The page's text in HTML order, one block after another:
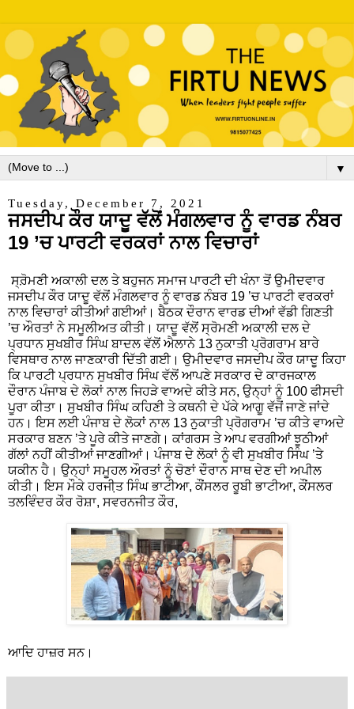
▼
Tuesday, December 7, 2021
ਜਸਦੀਪ ਕੌਰ ਯਾਦੂ ਵੱਲੋਂ ਮੰਗਲਵਾਰ ਨੂੰ ਵਾਰਡ ਨੰਬਰ
19 ’ਚ ਪਾਰਟੀ ਵਰਕਰਾਂ ਨਾਲ ਵਿਚਾਰਾਂ
ਸ੍ਰ਼ੋਮਣੀ ਅਕਾਲੀ ਦਲ ਤੇ ਬਹੁਜਨ ਸਮਾਜ ਪਾਰਟੀ ਦੀ ਖੰਨਾ ਤੋਂ ਉਮੀਦਵਾਰ
ਜਸਦੀਪ ਕੌਰ ਯਾਦੂ ਵੱਲੋਂ ਮੰਗਲਵਾਰ ਨੂੰ ਵਾਰਡ ਨੰਬਰ 19 ’ਚ ਪਾਰਟੀ ਵਰਕਰਾਂ
ਨਾਲ ਵਿਚਾਰਾਂ ਕੀਤੀਆਂ ਗਈਆਂ। ਬੈਠਕ ਦੌਰਾਨ ਵਾਰਡ ਦੀਆਂ ਵੱਡੀ ਗਿਣਤੀ
’ਚ ਔਰਤਾਂ ਨੇ ਸਮੂਲੀਅਤ ਕੀਤੀ। ਯਾਦੂ ਵੱਲੋਂ ਸ੍ਰੋਮਣੀ ਅਕਾਲੀ ਦਲ ਦੇ
ਪ੍ਰਧਾਨ ਸੁਖਬੀਰ ਸਿੰਘ ਬਾਦਲ ਵੱਲੋਂ ਐਲਾਨੇ 13 ਨੁਕਾਤੀ ਪ੍ਰੋਗਰਾਮ ਬਾਰੇ
ਵਿਸਥਾਰ ਨਾਲ ਜਾਣਕਾਰੀ ਦਿੱਤੀ ਗਈ। ਉਮੀਦਵਾਰ ਜਸਦੀਪ ਕੌਰ ਯਾਦੂ ਕਿਹਾ
ਕਿ ਪਾਰਟੀ ਪ੍ਰਧਾਨ ਸੁਖਬੀਰ ਸਿੰਘ ਵੱਲੋਂ ਆਪਣੇ ਸਰਕਾਰ ਦੇ ਕਾਰਜਕਾਲ
ਦੌਰਾਨ ਪੰਜਾਬ ਦੇ ਲੋਕਾਂ ਨਾਲ ਜਿਹੜੇ ਵਾਅਦੇ ਕੀਤੇ ਸਨ, ਉਨ੍ਹਾਂ ਨੂੰ 100 ਫੀਸਦੀ
ਪੂਰਾ ਕੀਤਾ। ਸੁਖਬੀਰ ਸਿੰਘ ਕਹਿਣੀ ਤੇ ਕਥਨੀ ਦੇ ਪੱਕੇ ਆਗੂ ਵੱਜੋਂ ਜਾਣੇ ਜਾਂਦੇ
ਹਨ। ਇਸ ਲਈ ਪੰਜਾਬ ਦੇ ਲੋਕਾਂ ਨਾਲ 13 ਨੁਕਾਤੀ ਪ੍ਰੋਗਰਾਮ ’ਚ ਕੀਤੇ ਵਾਅਦੇ
ਸਰਕਾਰ ਬਣਨ ’ਤੇ ਪੂਰੇ ਕੀਤੇ ਜਾਣਗੇ। ਕਾਂਗਰਸ ਤੇ ਆਪ ਵਰਗੀਆਂ ਝੂਠੀਆਂ
ਗੱਲਾਂ ਨਹੀਂ ਕੀਤੀਆਂ ਜਾਣਗੀਆਂ। ਪੰਜਾਬ ਦੇ ਲੋਕਾਂ ਨੂੰ ਵੀ ਸੁਖਬੀਰ ਸਿੰਘ ’ਤੇ
ਯਕੀਨ ਹੈ। ਉਨ੍ਹਾਂ ਸਮੂਹਲ ਔਰਤਾਂ ਨੂੰ ਚੋਣਾਂ ਦੌਰਾਨ ਸਾਥ ਦੇਣ ਦੀ ਅਪੀਲ
ਕੀਤੀ। ਇਸ ਮੌਕੇ ਹਰਜੀ਼ਤ ਸਿੰਘ ਭਾਟੀਆ, ਕੌਂਸਲਰ ਰੂਬੀ ਭਾਟੀਆ, ਕੌਂਸਲਰ
ਤਲਵਿੰਦਰ ਕੌਰ ਰੋਸ਼ਾ, ਸਵਰਨਜੀਤ ਕੌਰ,
ਆਦਿ ਹਾਜ਼ਰ ਸਨ।